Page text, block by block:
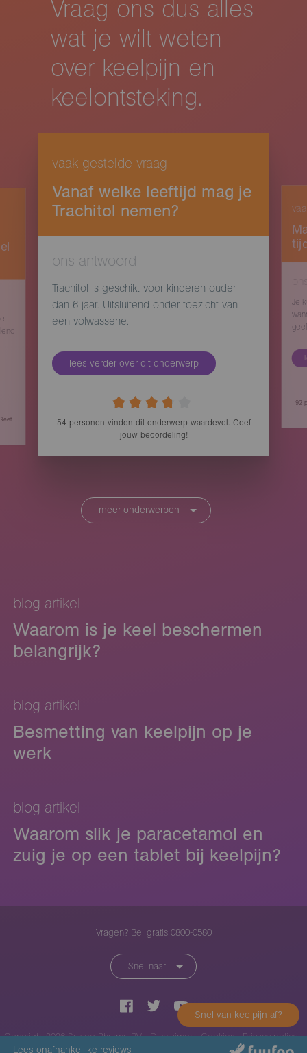
Vraag ons dus alles
wat je wilt weten
over keelpijn en
keelontsteking.
vaak gestelde vraag
Vanaf welke leeftijd mag je
Trachitol nemen?
ons antwoord
Trachitol is geschikt voor kinderen ouder
dan 6 jaar. Uitsluitend onder toezicht van
een volwassene.
lees verder over dit onderwerp
54 personen vinden dit onderwerp waardevol. Geef
jouw beoordeling!
Je
92
meer onderwerpen
blog artikel
Waarom is je keel beschermen
belangrijk?
blog artikel
Besmetting van keelpijn op je
werk
blog artikel
Waarom slik je paracetamol en
zuig je op een tablet bij keelpijn?
Snel van keelpijn af?
Vragen? Bel gratis 0800-0580
Snel naar
Copyright 2026Salveo Pharma BV-Disclaimer-Cookies-Privacy policy-
Lees onafhankelijke reviews